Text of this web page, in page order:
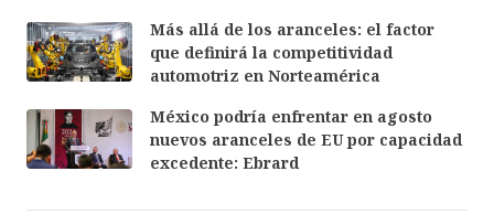
Más allá de los aranceles: el factor
que definirá la competitividad
automotriz en Norteamérica
México podría enfrentar en agosto
nuevos aranceles de EU por capacidad
excedente: Ebrard